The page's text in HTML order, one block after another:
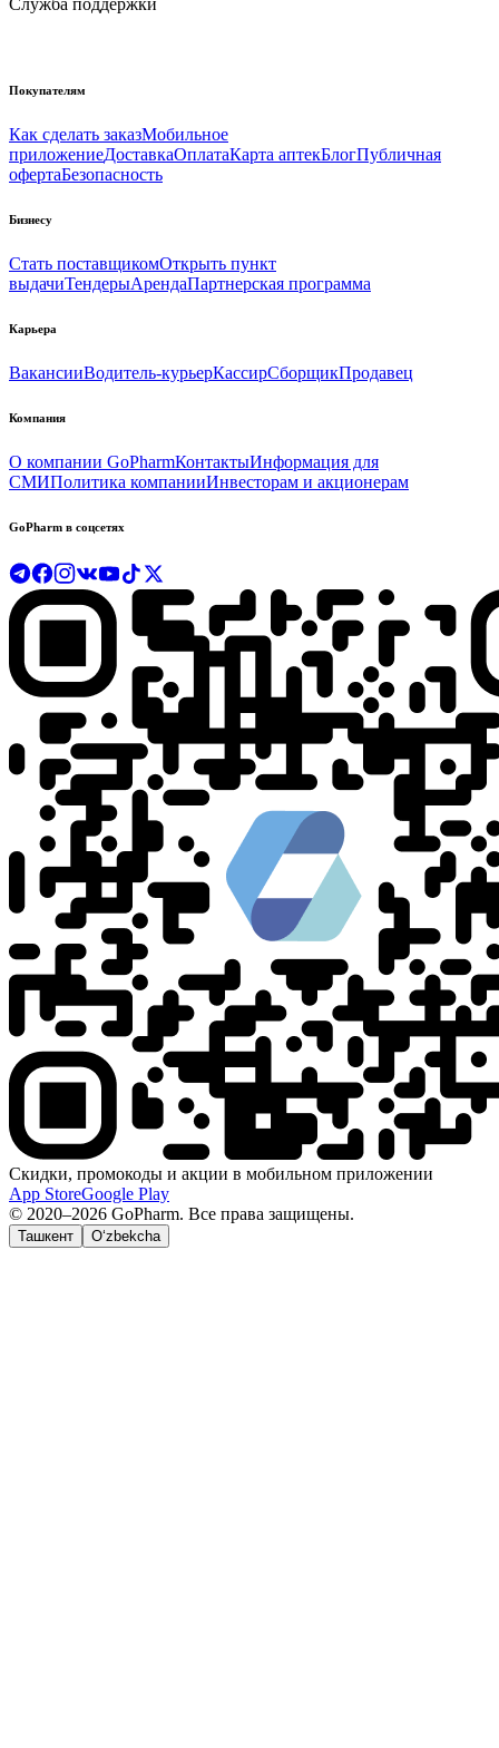
Служба поддержки
Покупателям
Как сделать заказМобильное
приложениеДоставкаОплатаКарта аптекБлогПубличная
офертаБезопасность
Бизнесу
Стать поставщикомОткрыть пункт
выдачиТендерыАрендаПартнерская программа
Карьера
ВакансииВодитель-курьерКассирСборщикПродавец
Компания
О компании GoPharmКонтактыИнформация для
СМИПолитика компанииИнвесторам и акционерам
GoPharm в соцсетях
Скидки, промокоды и акции в мобильном приложении
App StoreGoogle Play
© 2020–2026 GoPharm. Все права защищены.
Ташкент O‘zbekcha